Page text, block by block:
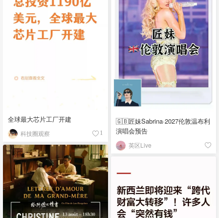
全球最大芯片工厂开建
科技圈观察 1
🇬🇧匠妹Sabrina·2027伦敦温布利
演唱会预告
英区Live